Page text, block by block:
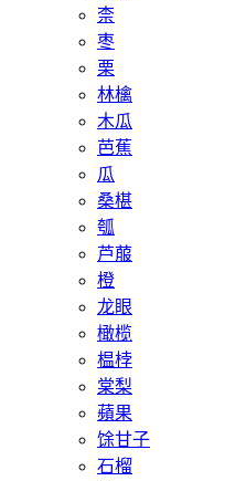
柰
枣
栗
林檎
木瓜
芭蕉
瓜
桑椹
瓠
芦菔
橙
龙眼
橄榄
榅桲
棠梨
蘋果
馀甘子
石榴